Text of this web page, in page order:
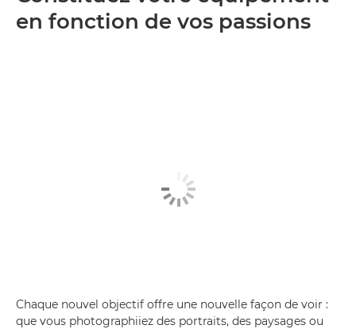
en fonction de vos passions
Chaque nouvel objectif offre une nouvelle façon de voir :
que vous photographiiez des portraits, des paysages ou